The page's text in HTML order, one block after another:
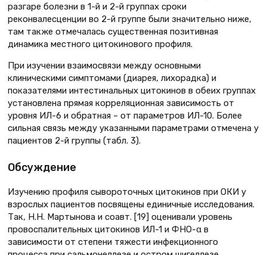
разгаре болезни в 1-й и 2-й группах сроки
реконвалесценции во 2-й группе были значительно ниже,
там также отмечалась существенная позитивная
динамика местного цитокинового профиля.
При изучении взаимосвязи между основными
клиническими симптомами (диарея, лихорадка) и
показателями интестинальных цитокинов в обеих группах
установлена прямая корреляционная зависимость от
уровня ИЛ-6 и обратная – от параметров ИЛ-10. Более
сильная связь между указанными параметрами отмечена у
пациентов 2-й группы (табл. 3).
Обсуждение
Изучению профиля сывороточных цитокинов при ОКИ у
взрослых пациентов посвящены единичные исследования.
Так, Н.Н. Мартынова и соавт. [19] оценивали уровень
провоспалительных цитокинов ИЛ-1 и ФНО-α в
зависимости от степени тяжести инфекционного